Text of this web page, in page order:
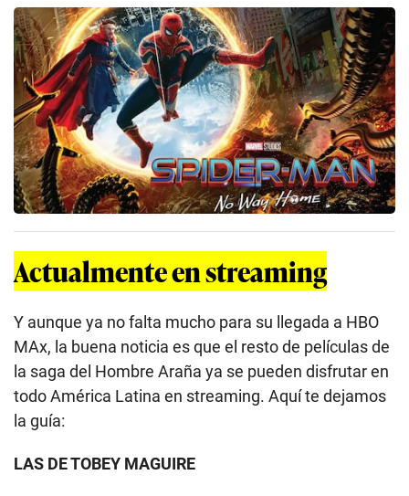
Actualmente en streaming
Y aunque ya no falta mucho para su llegada a HBO
MAx, la buena noticia es que el resto de películas de
la saga del Hombre Araña ya se pueden disfrutar en
todo América Latina en streaming. Aquí te dejamos
la guía:
LAS DE TOBEY MAGUIRE